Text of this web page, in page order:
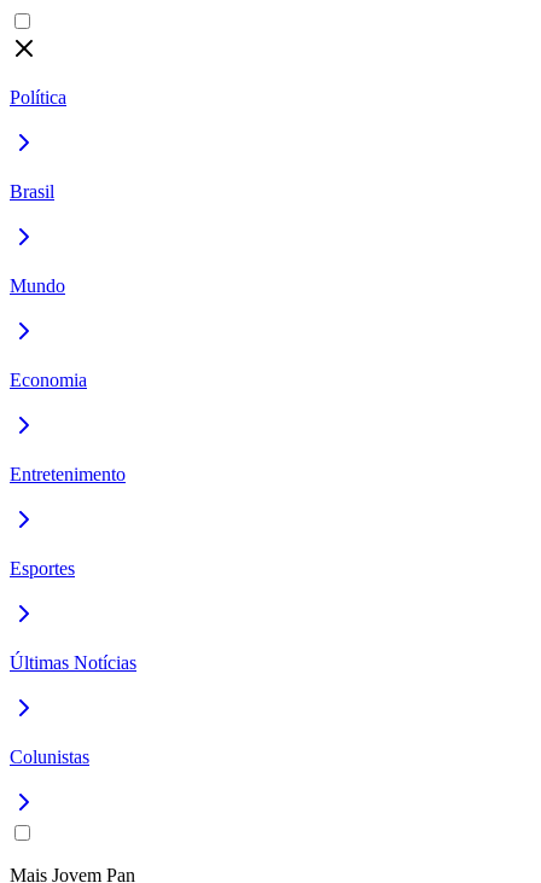
Política
Brasil
Mundo
Economia
Entretenimento
Esportes
Últimas Notícias
Colunistas
Mais Jovem Pan